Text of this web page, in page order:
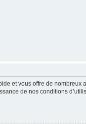
et vous offre de
de nos conditions